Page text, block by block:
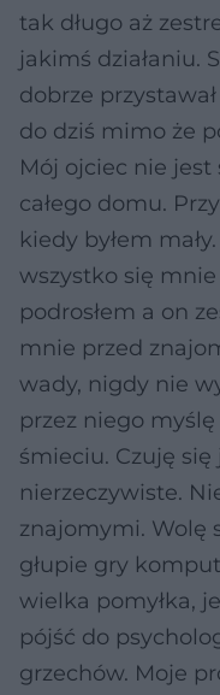
tak długo aż
jakimś działaniu.
dobrze
do dziś mimo że
Mój ojciec nie jest
całego domu.
kiedy byłem
wszystko się
podrosłem a on
mnie przed
wady, nigdy nie
przez niego
śmieciu. Czuję się
nierzeczywiste.
znajomymi. Wolę
głupie gry
wielka pomyłka,
pójść do
grzechów. Moje